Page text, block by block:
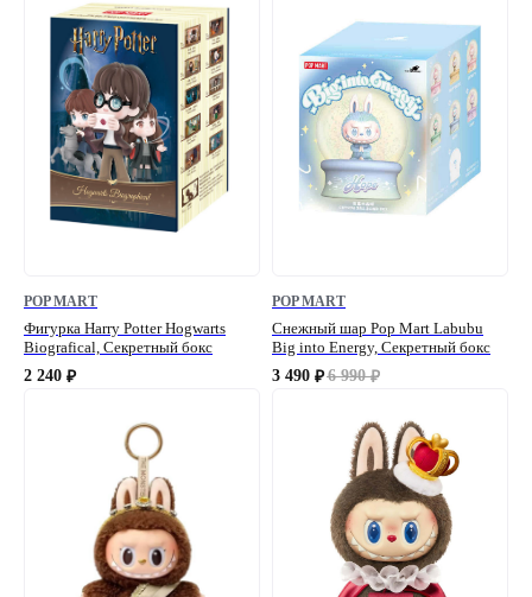
Фигурка Harry Potter Hogwarts
Biografical, Секретный бокс
2 240 ₽
POP MART
Снежный шар Pop Mart Labubu
Big into Energy, Секретный бокс
3 490 ₽ 6 990 ₽
POP MART